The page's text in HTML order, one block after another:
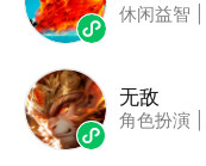
休闲益智
无敌
角色扮演